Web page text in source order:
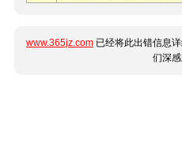
www.365jz.com 已经将此出错信息
们深